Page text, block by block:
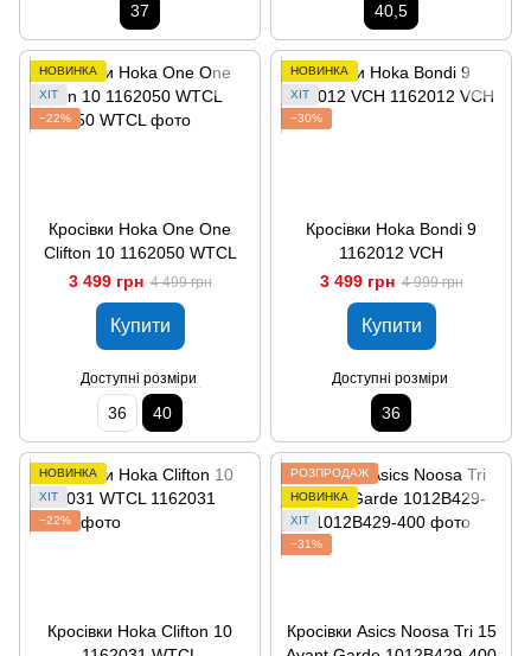
37 40,5
НОВИНКА
ХІТ
−22%
Кросівки Hoka One One
Clifton 10 1162050 WTCL
3 499 грн 4 499 грн
Купити
Доступні розміри
36 40
НОВИНКА
ХІТ
−30%
Кросівки Hoka Bondi 9
1162012 VCH
3 499 грн 4 999 грн
Купити
Доступні розміри
36
НОВИНКА
ХІТ
−22%
Кросівки Hoka Clifton 10
РОЗПРОДАЖ
НОВИНКА
ХІТ
−31%
Кросівки Asics Noosa Tri 15